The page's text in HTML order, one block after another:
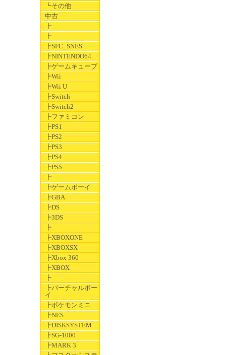
┗その他
中古
┣
┣
┣SFC_SNES
┣NINTENDO64
┣ゲームキューブ
┣Wii
┣Wii U
┣Switch
┣Switch2
┣ファミコン
┣PS1
┣PS2
┣PS3
┣PS4
┣PS5
┣
┣ゲームボーイ
┣GBA
┣DS
┣3DS
┣
┣XBOXONE
┣XBOXSX
┣Xbox 360
┣XBOX
┣
┣バーチャルボー
イ
┣ポケモンミニ
┣NES
┣DISKSYSTEM
┣SG-1000
┣MARK 3